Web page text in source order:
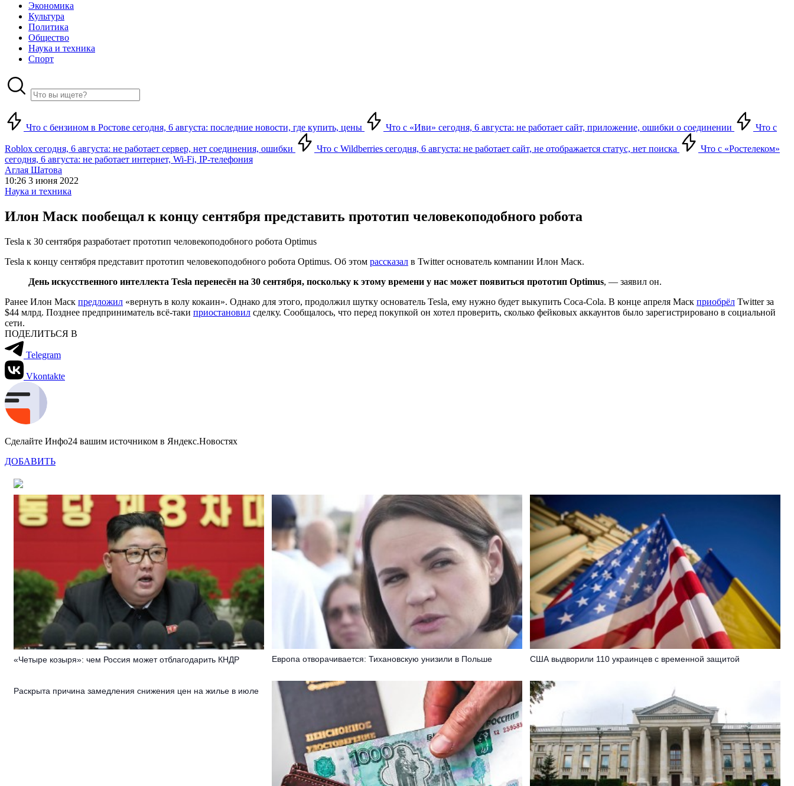
Экономика
Культура
Политика
Общество
Наука и техника
Спорт
Что с бензином в Ростове сегодня, 6 августа: последние новости, где купить, цены Что с «Иви» сегодня, 6 августа: не работает сайт, приложение, ошибки о соединении Что с
Roblox сегодня, 6 августа: не работает сервер, нет соединения, ошибки Что с Wildberries сегодня, 6 августа: не работает сайт, не отображается статус, нет поиска
Что с «Ростелеком»
сегодня, 6 августа: не работает интернет, Wi-Fi, IP-телефония
Аглая Шатова
10:26 3 июня 2022
Наука и техника
Илон Маск пообещал к концу сентября представить прототип человекоподобного робота
Tesla к 30 сентября разработает прототип человекоподобного робота Optimus
Tesla к концу сентября представит прототип человекоподобного робота Optimus. Об этом рассказал в Twitter основатель компании Илон Маск.
День искусственного интеллекта Tesla перенесён на 30 сентября, поскольку к этому времени у нас может появиться прототип Optimus, — заявил он.
Ранее Илон Маск предложил «вернуть в колу кокаин». Однако для этого, продолжил шутку основатель Tesla, ему нужно будет выкупить Coca-Cola. В конце апреля Маск приобрёл Twitter за
$44 млрд. Позднее предприниматель всё-таки приостановил сделку. Сообщалось, что перед покупкой он хотел проверить, сколько фейковых аккаунтов было зарегистрировано в социальной
сети.
ПОДЕЛИТЬСЯ В
Telegram
Vkontakte
Сделайте Инфо24 вашим источником в Яндекс.Новостях
ДОБАВИТЬ
«Четыре козыря»: чем Россия может отблагодарить КНДР Европа отворачивается: Тихановскую унизили в Польше США выдворили 110 украинцев с временной защитой
Раскрыта причина замедления снижения цен на жилье в июле